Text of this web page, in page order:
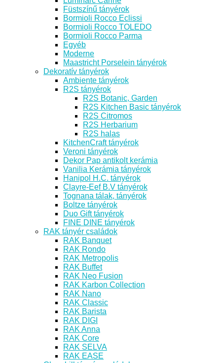
Füstszínű tányérok
Bormioli Rocco Eclissi
Bormioli Rocco TOLEDO
Bormioli Rocco Parma
Egyéb
Moderne
Maastricht Porselein tányérok
Dekoratív tányérok
Ambiente tányérok
R2S tányérok
R2S Botanic, Garden
R2S Kitchen Basic tányérok
R2S Citromos
R2S Herbarium
R2S halas
KitchenCraft tányérok
Veroni tányérok
Dekor Pap antikolt kerámia
Vanilia Kerámia tányérok
Hanipol H.C. tányérok
Clayre-Eef B.V tányérok
Tognana tálak, tányérok
Boltze tányérok
Duo Gift tányérok
FINE DINE tányérok
RAK tányér családok
RAK Banquet
RAK Rondo
RAK Metropolis
RAK Buffet
RAK Neo Fusion
RAK Karbon Collection
RAK Nano
RAK Classic
RAK Barista
RAK DIGI
RAK Anna
RAK Core
RAK SELVA
RAK EASE